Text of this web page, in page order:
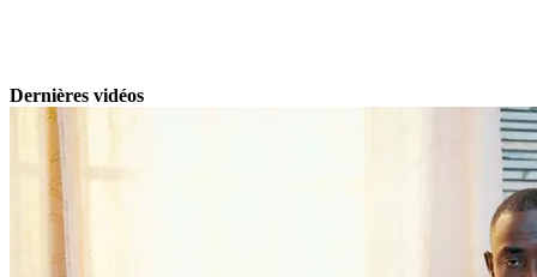
Dernières vidéos